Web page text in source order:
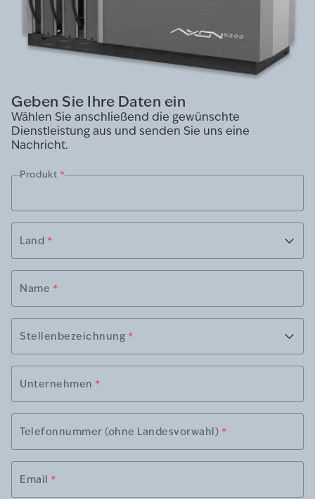
Geben Sie Ihre Daten ein
Wählen Sie anschließend die gewünschte
Dienstleistung aus und senden Sie uns eine
Nachricht.
Produkt *
Land *
Name *
Stellenbezeichnung *
Unternehmen *
Telefonnummer (ohne Landesvorwahl) *
Email *